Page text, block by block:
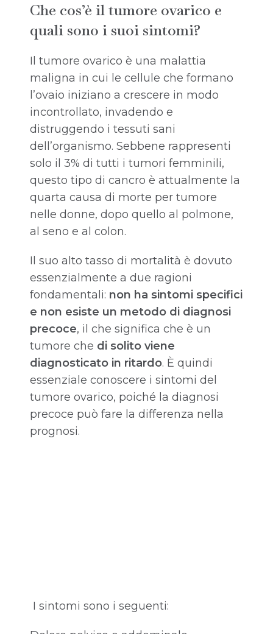
Che cos’è il tumore ovarico e
quali sono i suoi sintomi?
Il tumore ovarico è una malattia
maligna in cui le cellule che formano
l’ovaio iniziano a crescere in modo
incontrollato, invadendo e
distruggendo i tessuti sani
dell’organismo. Sebbene rappresenti
solo il 3% di tutti i tumori femminili,
questo tipo di cancro è attualmente la
quarta causa di morte per tumore
nelle donne, dopo quello al polmone,
al seno e al colon.
Il suo alto tasso di mortalità è dovuto
essenzialmente a due ragioni
fondamentali: non ha sintomi specifici
e non esiste un metodo di diagnosi
precoce, il che significa che è un
tumore che di solito viene
diagnosticato in ritardo. È quindi
essenziale conoscere i sintomi del
tumore ovarico, poiché la diagnosi
precoce può fare la differenza nella
prognosi.
I sintomi sono i seguenti: